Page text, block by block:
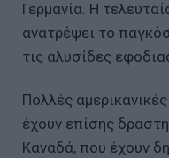
Γερμανία. Η
ανατρέψει το
τις αλυσίδες
Πολλές
έχουν επίσης
Καναδά, που έχουν